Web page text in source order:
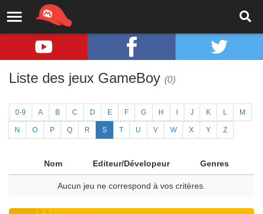
Liste des jeux GameBoy (0)
0-9 A B C D E F G H J K L M
N O P Q R S T U V W X Y Z
Nom Editeur/Dévelopeur Genres
Aucun jeu ne correspond à vos critères.